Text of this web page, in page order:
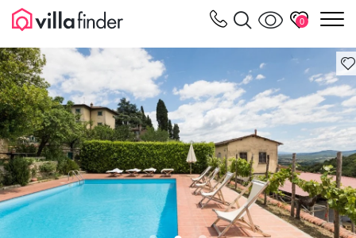
0
Panel de gestión de cookies